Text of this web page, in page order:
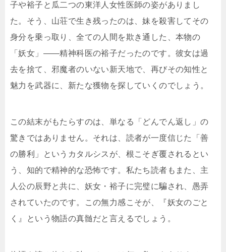
子や裕子と瓜二つの東洋人女性医師の姿がありまし
た。そう、山荘で生き残ったのは、妹を殺害してその
身分を乗っ取り、全ての人間を欺き通した、本物の
「妖女」——精神科医の裕子だったのです。彼女は過
去を捨て、邪魔者のいない新天地で、再びその知性と
魅力を武器に、新たな獲物を探していくのでしょう。
この結末がもたらすのは、単なる「どんでん返し」の
驚きではありません。それは、読者が一度信じた「善
の勝利」というカタルシスが、根こそぎ覆されるとい
う、知的で精神的な恐怖です。私たち読者もまた、主
人公の辰野と共に、妖女・裕子に完璧に騙され、愚弄
されていたのです。この無力感こそが、『妖女のごと
く』という物語の真髄だと言えるでしょう。